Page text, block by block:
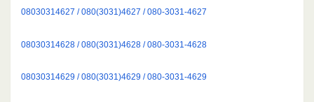
08030314627 / 080(3031)4627 / 080-3031-4627
08030314628 / 080(3031)4628 / 080-3031-4628
08030314629 / 080(3031)4629 / 080-3031-4629